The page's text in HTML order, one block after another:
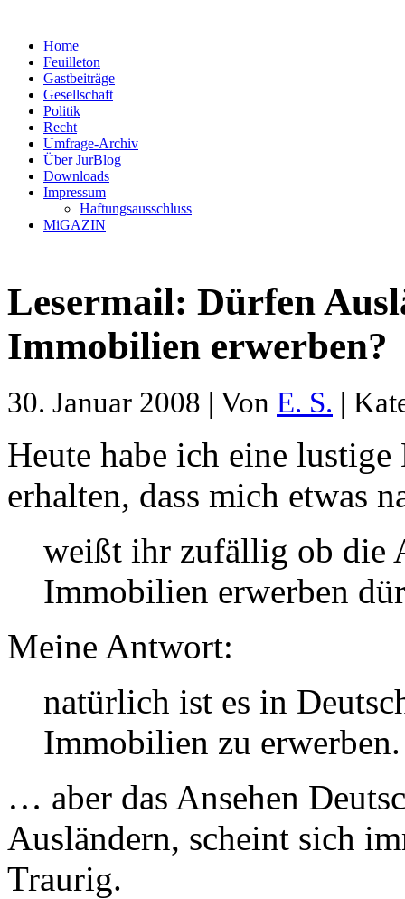
Home
Feuilleton
Gastbeiträge
Gesellschaft
Politik
Recht
Umfrage-Archiv
Über JurBlog
Downloads
Impressum
Haftungsausschluss
MiGAZIN
Lesermail: Dürfen
Immobilien erwerben?
30. Januar 2008 | Von E. S. |
Heute habe ich eine
erhalten, dass mich etwas
weißt ihr zufällig ob die
Immobilien erwerben
Meine Antwort:
natürlich ist es in
Immobilien zu erwerben.
… aber das Ansehen
Ausländern, scheint sich
Traurig.